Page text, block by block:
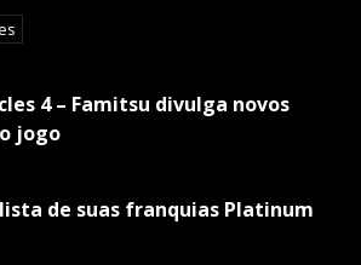
4 – Famitsu divulga novos
jogo
de suas franquias Platinum